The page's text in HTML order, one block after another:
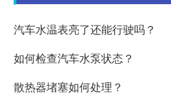
汽车水温表亮了还能行驶吗？
如何检查汽车水泵状态？
散热器堵塞如何处理？